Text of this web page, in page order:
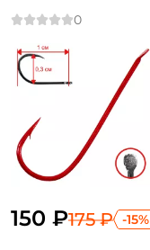
150 ₽175 ₽ -15%